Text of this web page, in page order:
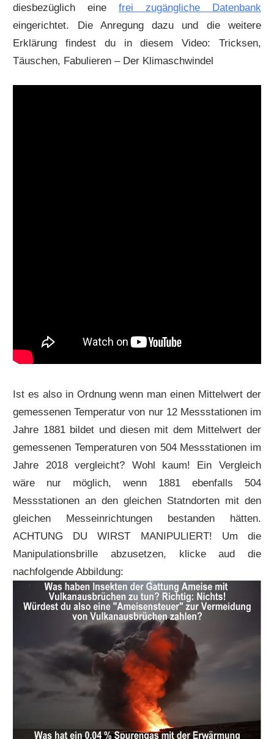
diesbezüglich eine frei zugängliche Datenbank
eingerichtet. Die Anregung dazu und die weitere
Erklärung findest du in diesem Video: Tricksen,
Täuschen, Fabulieren – Der Klimaschwindel
Ist es also in Ordnung wenn man einen Mittelwert der
gemessenen Temperatur von nur 12 Messstationen im
Jahre 1881 bildet und diesen mit dem Mittelwert der
gemessenen Temperaturen von 504 Messstationen im
Jahre 2018 vergleicht? Wohl kaum! Ein Vergleich
wäre nur möglich, wenn 1881 ebenfalls 504
Messstationen an den gleichen Statndorten mit den
gleichen Messeinrichtungen bestanden hätten.
ACHTUNG DU WIRST MANIPULIERT! Um die
Manipulationsbrille abzusetzen, klicke aud die
nachfolgende Abbildung: